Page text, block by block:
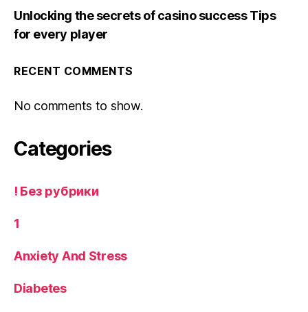
Unlocking the secrets of casino success Tips
for every player
RECENT COMMENTS
No comments to show.
Categories
! Без рубрики
1
Anxiety And Stress
Diabetes